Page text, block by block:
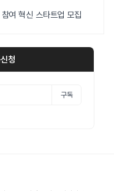
여 혁신 스타트업 모집
청
구독